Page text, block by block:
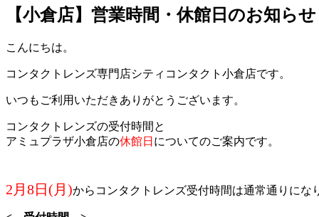
【小倉店】営業時間・休館日のお知らせ
こんにちは。
コンタクトレンズ専門店シティコンタクト小倉店です。
いつもご利用いただきありがとうございます。
コンタクトレンズの受付時間と
アミュプラザ小倉店の休館日 についてのご案内です。
2月8日(月)からコンタクトレンズ受付時間は通常通りにな